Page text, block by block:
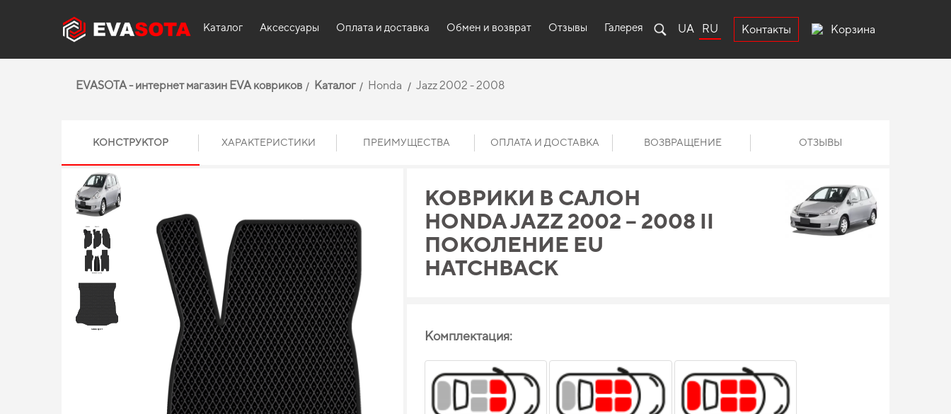
Каталог Аксессуары Оплата и доставка Обмен и возврат Отзывы Галерея UA RU Контакты Корзина
EVASOTA - интернет магазин EVA ковриков Каталог Honda Jazz 2002 - 2008
КОНСТРУКТОР ХАРАКТЕРИСТИКИ ПРЕИМУЩЕСТВА ОПЛАТА И ДОСТАВКА ВОЗВРАЩЕНИЕ ОТЗЫВЫ
КОВРИКИ В САЛОН
HONDA JAZZ 2002 – 2008 II
ПОКОЛЕНИЕ EU
HATCHBACK
Комплектация: